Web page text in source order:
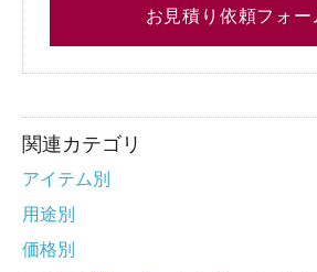
お見積り依頼フォー
関連カテゴリ
アイテム別
用途別
価格別